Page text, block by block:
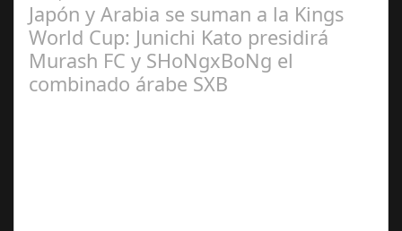
Japón y Arabia se suman a la Kings
World Cup: Junichi Kato presidirá
Murash FC y SHoNgxBoNg el
combinado árabe SXB